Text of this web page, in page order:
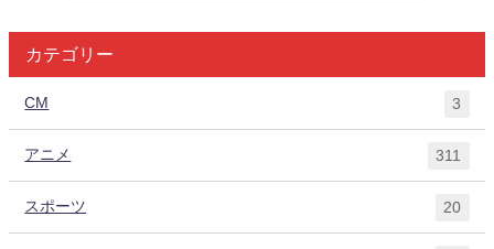
カテゴリー
CM 3
アニメ 311
スポーツ 20